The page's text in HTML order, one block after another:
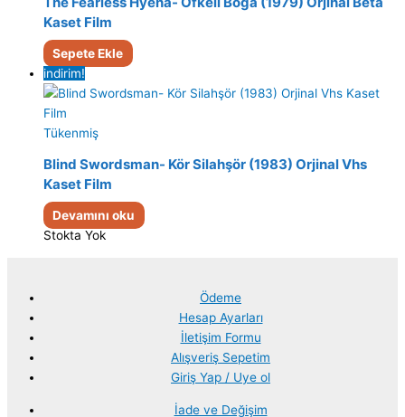
Kaset Film
Sepete Ekle
indirim!
Tükenmiş
Blind Swordsman- Kör Silahşör (1983) Orjinal Vhs
Kaset Film
Devamını oku
Stokta Yok
Ödeme
Hesap Ayarları
İletişim Formu
Alışveriş Sepetim
Giriş Yap / Uye ol
İade ve Değişim